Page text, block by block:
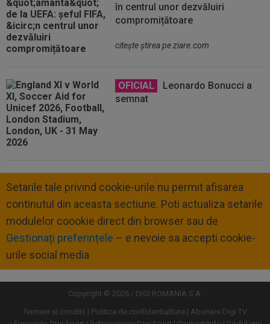
în centrul unor dezvăluiri
compromițătoare
citeşte ştirea pe ziare.com
OFICIAL
Leonardo Bonucci a
semnat
Setarile tale privind cookie-urile nu permit afisarea
continutul din aceasta sectiune. Poti actualiza setarile
modulelor coookie direct din browser sau de
Gestionați preferințele – e nevoie sa accepti cookie-
urile social media
Copyright © 2026 / DIGI ROMANIA S.A.
Termeni si conditii
Politica de confidentialitate
Abonare Digi TV